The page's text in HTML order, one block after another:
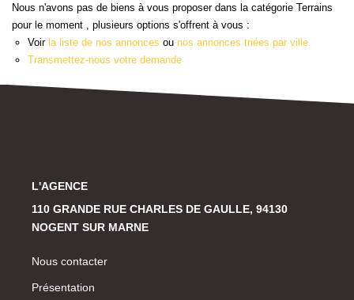
NOTRE AGENCE
Présentation
Budget max Plus de critères
Nous n'avons pas de biens à vous proposer dans la catégorie Terrains
pour le moment , plusieurs options s'offrent à vous :
Voir la liste de nos annonces ou nos annonces triées par ville.
Transmettez-nous votre demande
L'AGENCE
110 GRANDE RUE CHARLES DE GAULLE, 94130
NOGENT SUR MARNE
Nous contacter
Présentation